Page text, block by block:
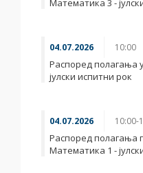
Математика 3 -
04.07.2026 10:00
Распоред полагања
јулски испитни рок
04.07.2026 10:00-
Распоред полагања
Математика 1 -